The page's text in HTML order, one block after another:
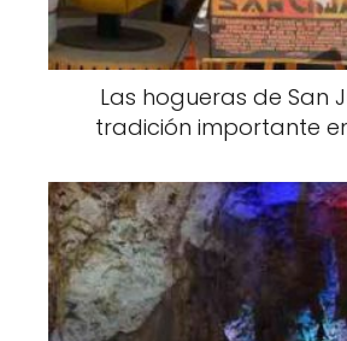
Las hogueras de San
tradición importante